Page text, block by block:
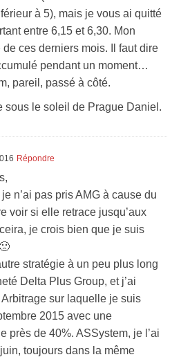
à 5), mais je vous ai quitté
entre 6,15 et 6,30. Mon
de ces derniers mois. Il faut dire
pendant un moment…
pareil, passé à côté.
sous le soleil de Prague Daniel.
Répondre
n’ai pas pris AMG à cause du
voir si elle retrace jusqu’aux
je crois bien que je suis
stratégie à un peu plus long
Delta Plus Group, et j’ai
sur laquelle je suis
2015 avec une
près de 40%. ASSystem, je l’ai
toujours dans la même